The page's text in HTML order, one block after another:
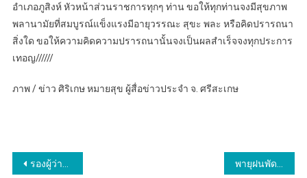
อำเภอภูสิงห์ หัวหน้าส่วนราชการทุกๆ ท่าน ขอให้ทุกท่านจงมีสุขภาพ
พลานามัยที่สมบูรณ์แข็งแรงมีอายุวรรณะ สุขะ พละ หรือคิดปรารถนา
สิ่งใด ขอให้ความคิดความปรารถนานั้นจงเป็นผลสำเร็จจงทุกประการ
เทอญ//////
ภาพ / ข่าว ศิริเกษ หมายสุข ผู้สื่อข่าวประจำ จ. ศรีสะเกษ
แนะแนว
รองผู้ว่าฯยะลา ตรวจเยี่ยม จนท.จุดตรวจร่วม ป้องกันและลดอุบัติเหตุ ช่วงเทศกาลสงกรานต์ ในพื้นที่ อ.รามัน-กรงปินัง ย้ำมาตรการเข้มข้น ลดปัจจัยเสี่ยง ช่วง ปชช.เดินทางกลับ ขณะ อุบัติเหตุทางถนนสะสม 4 วัน จ.ยะลา เกิด 18 ครั้ง เสียชีวิตแล้ว 1 ราย